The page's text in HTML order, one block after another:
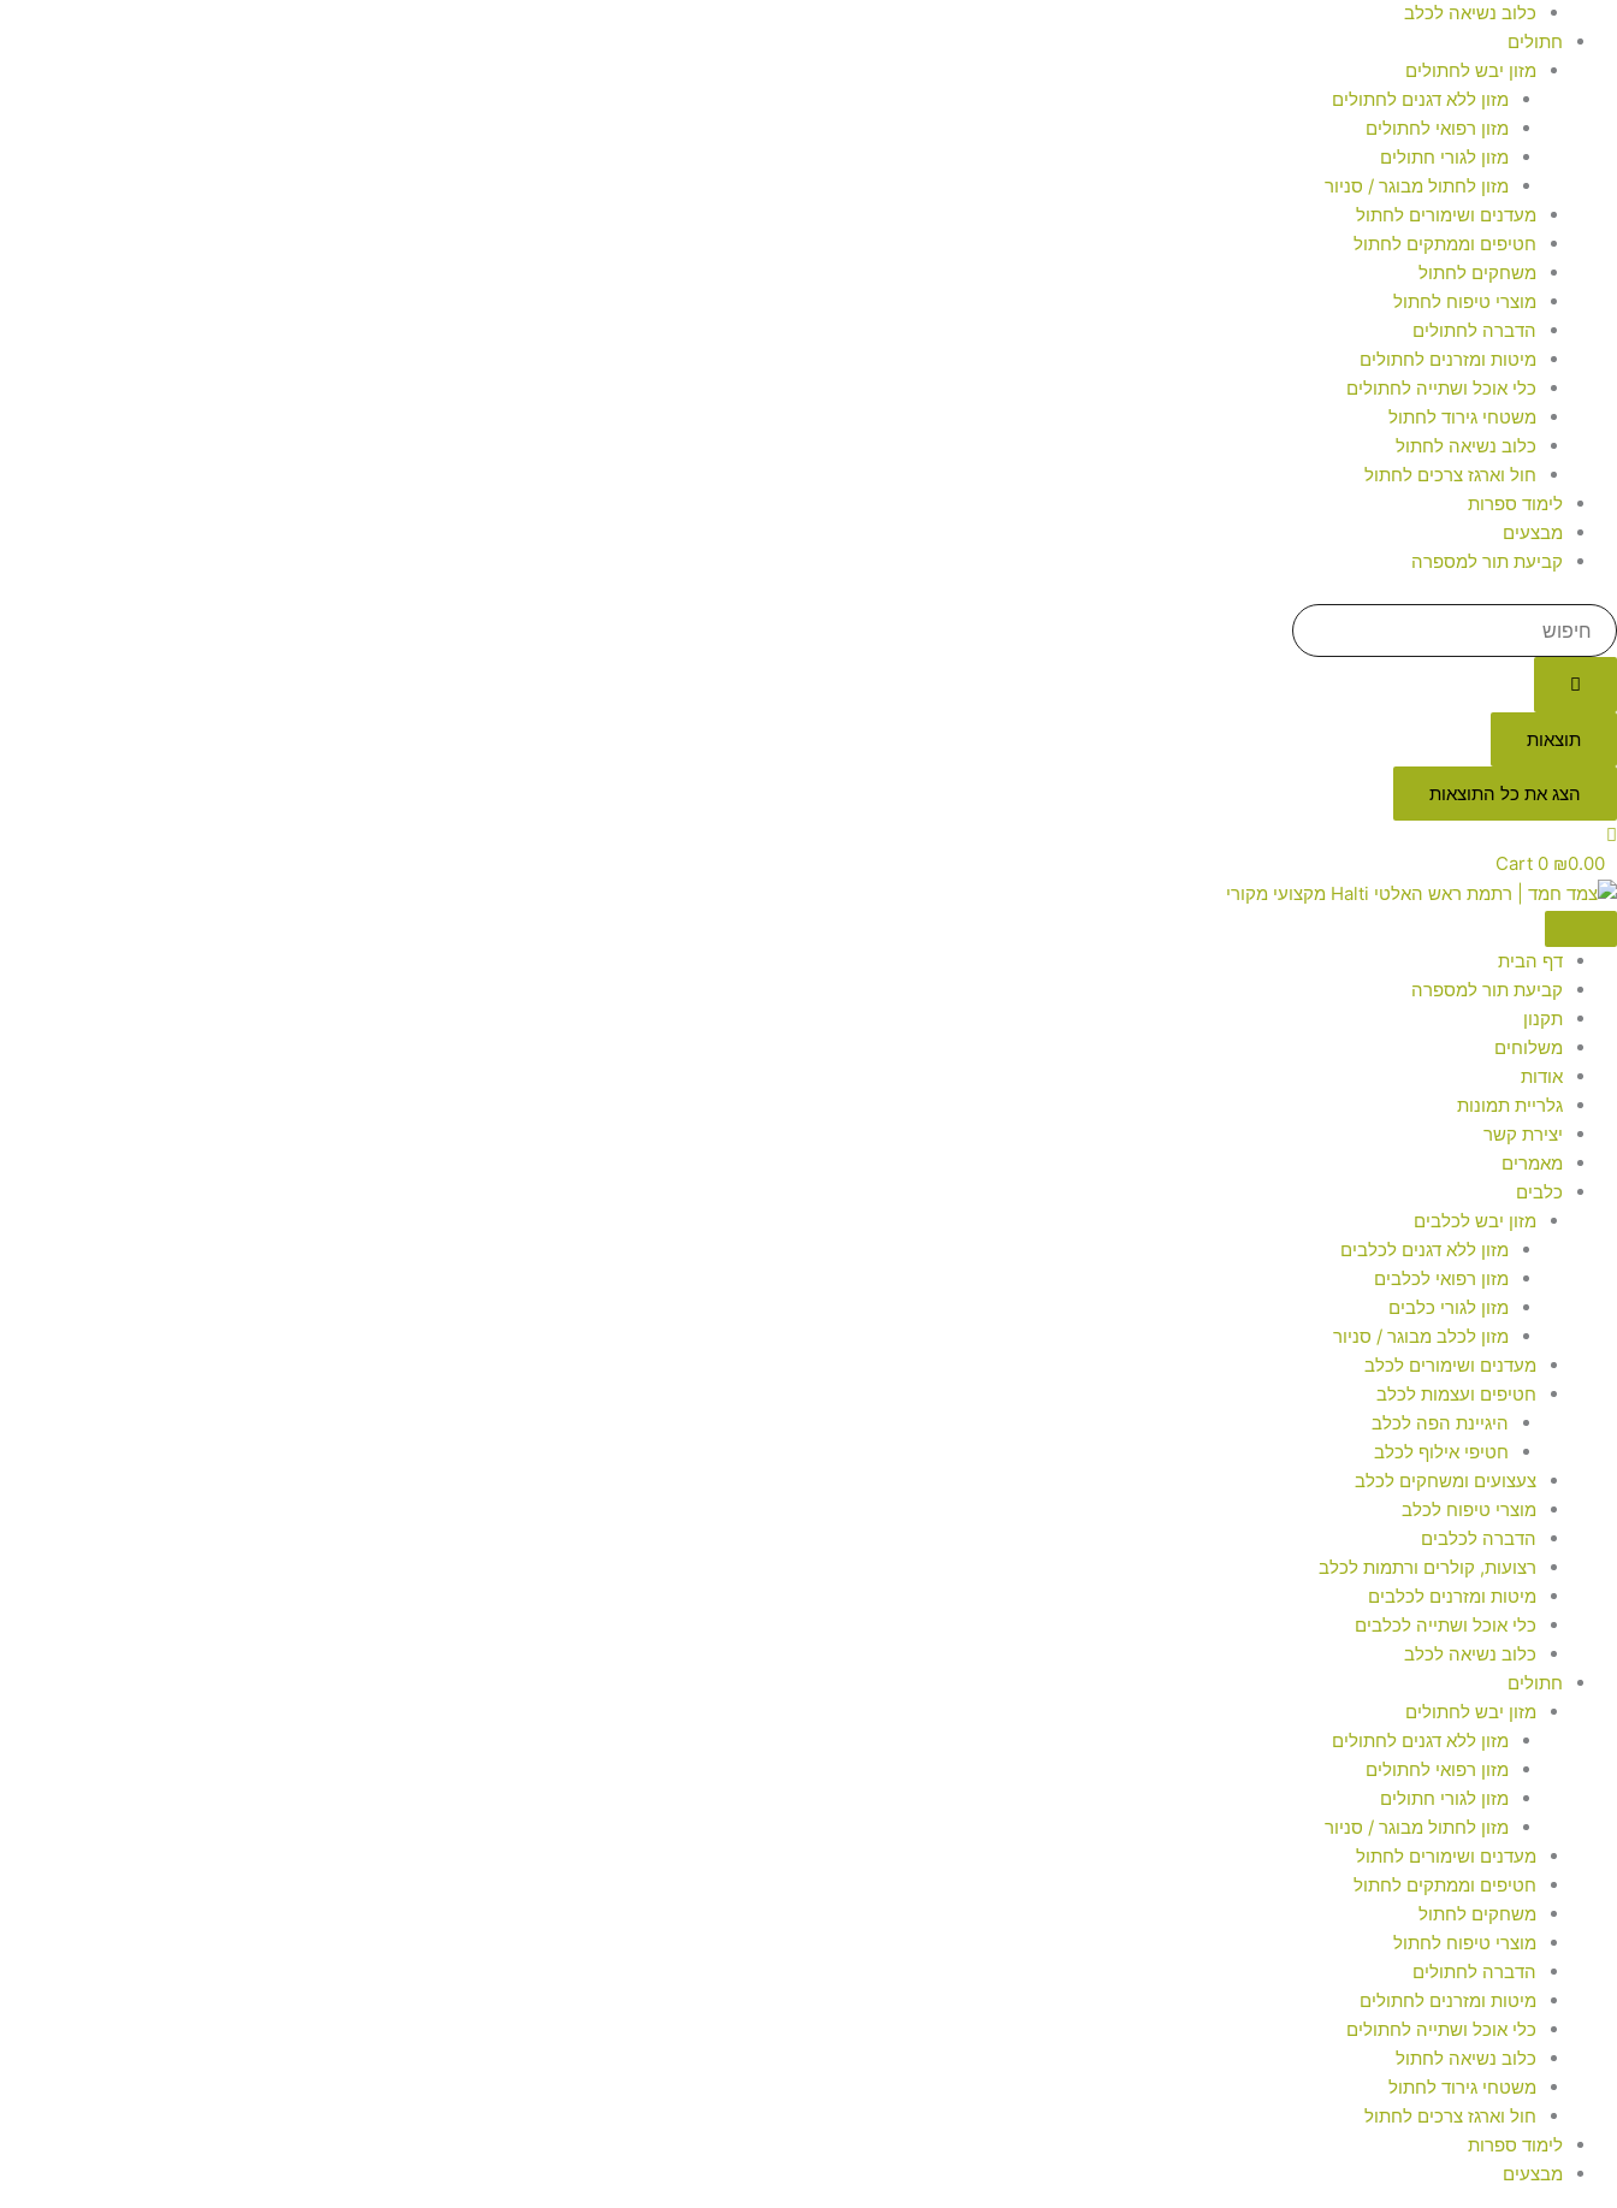
כלוב נשיאה לכלב
חתולים
מזון יבש לחתולים
מזון ללא דגנים לחתולים
מזון רפואי לחתולים
מזון לגורי חתולים
מזון לחתול מבוגר / סניור
מעדנים ושימורים לחתול
חטיפים וממתקים לחתול
משחקים לחתול
מוצרי טיפוח לחתול
הדברה לחתולים
מיטות ומזרנים לחתולים
כלי אוכל ושתייה לחתולים
משטחי גירוד לחתול
כלוב נשיאה לחתול
חול וארגז צרכים לחתול
לימוד ספרות
מבצעים
קביעת תור למספרה
תוצאות
הצג את כל התוצאות
₪0.00
0
Cart
דף הבית
קביעת תור למספרה
תקנון
משלוחים
אודות
גלריית תמונות
יצירת קשר
מאמרים
כלבים
מזון יבש לכלבים
מזון ללא דגנים לכלבים
מזון רפואי לכלבים
מזון לגורי כלבים
מזון לכלב מבוגר / סניור
מעדנים ושימורים לכלב
חטיפים ועצמות לכלב
היגיינת הפה לכלב
חטיפי אילוף לכלב
צעצועים ומשחקים לכלב
מוצרי טיפוח לכלב
הדברה לכלבים
רצועות, קולרים ורתמות לכלב
מיטות ומזרנים לכלבים
כלי אוכל ושתייה לכלבים
כלוב נשיאה לכלב
חתולים
מזון יבש לחתולים
מזון ללא דגנים לחתולים
מזון רפואי לחתולים
מזון לגורי חתולים
מזון לחתול מבוגר / סניור
מעדנים ושימורים לחתול
חטיפים וממתקים לחתול
משחקים לחתול
מוצרי טיפוח לחתול
הדברה לחתולים
מיטות ומזרנים לחתולים
כלי אוכל ושתייה לחתולים
כלוב נשיאה לחתול
משטחי גירוד לחתול
חול וארגז צרכים לחתול
לימוד ספרות
מבצעים